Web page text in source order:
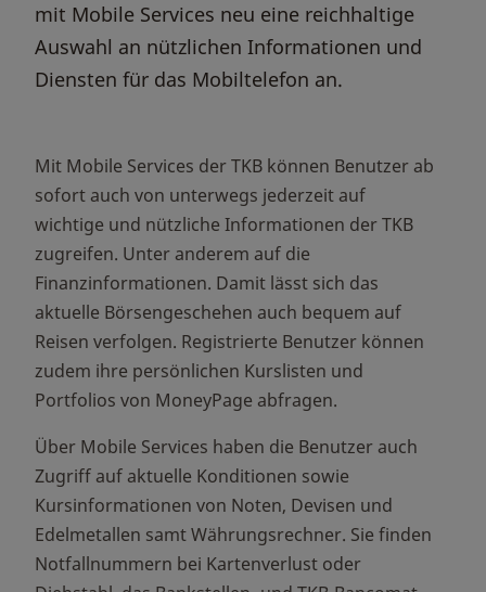
mit Mobile Services neu eine reichhaltige
Auswahl an nützlichen Informationen und
Diensten für das Mobiltelefon an.
Mit Mobile Services der TKB können Benutzer ab
sofort auch von unterwegs jederzeit auf
wichtige und nützliche Informationen der TKB
zugreifen. Unter anderem auf die
Finanzinformationen. Damit lässt sich das
aktuelle Börsengeschehen auch bequem auf
Reisen verfolgen. Registrierte Benutzer können
zudem ihre persönlichen Kurslisten und
Portfolios von MoneyPage abfragen.
Über Mobile Services haben die Benutzer auch
Zugriff auf aktuelle Konditionen sowie
Kursinformationen von Noten, Devisen und
Edelmetallen samt Währungsrechner. Sie finden
Notfallnummern bei Kartenverlust oder